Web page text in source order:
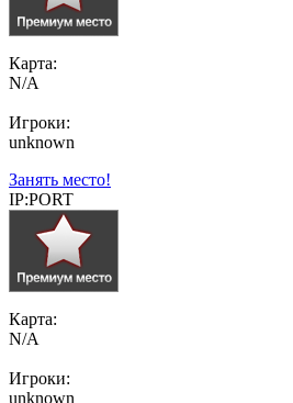
Карта:
N/A
Игроки:
unknown
Занять место!
IP:PORT
Карта:
N/A
Игроки:
unknown